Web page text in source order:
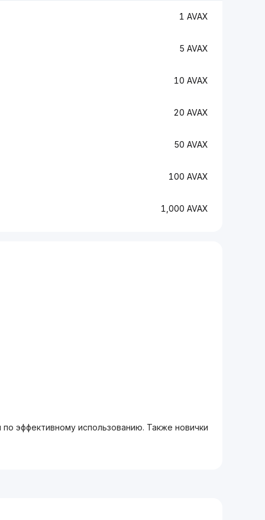
1 AVAX
5 AVAX
10 AVAX
20 AVAX
50 AVAX
100 AVAX
1,000 AVAX
эффективному использованию. Также новички